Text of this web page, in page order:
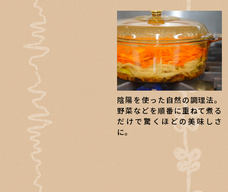
陰陽を使った自然の調理法。
野菜などを順番に重ねて煮る
だけで驚くほどの美味しさ
に。